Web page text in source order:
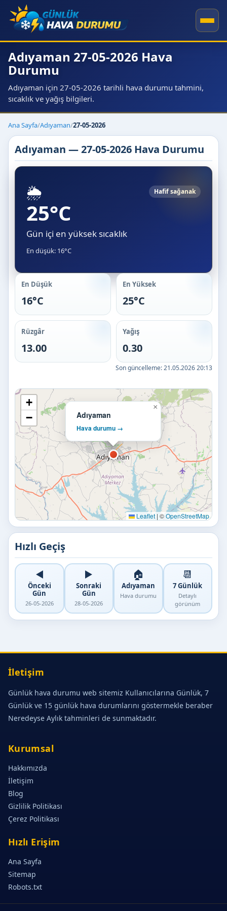
Adıyaman 27-05-2026 Hava
Durumu
Adıyaman için 27-05-2026 tarihli hava durumu tahmini,
sıcaklık ve yağış bilgileri.
Ana Sayfa/Adıyaman/27-05-2026
Adıyaman — 27-05-2026 Hava Durumu
🌦️ Hafif sağanak
25°C
Gün içi en yüksek sıcaklık
En düşük: 16°C
En Düşük
16°C
En Yüksek
25°C
Rüzgâr
13.00
Yağış
0.30
Son güncelleme:21.05.2026 20:13
Adıyaman
Hava durumu →
×
+
−
Leaflet | ©OpenStreetMap
Hızlı Geçiş
◀️
Önceki
Gün
26-05-2026
▶️
Sonraki
Gün
28-05-2026
🏠
Adıyaman
Hava durumu
📆
7 Günlük
Detaylı
görünüm
İletişim
Günlük hava durumu web sitemiz Kullanıcılarına Günlük, 7
Günlük ve 15 günlük hava durumlarını göstermekle beraber
Neredeyse Aylık tahminleri de sunmaktadır.
Kurumsal
Hakkımızda
İletişim
Blog
Gizlilik Politikası
Çerez Politikası
Hızlı Erişim
Ana Sayfa
Sitemap
Robots.txt